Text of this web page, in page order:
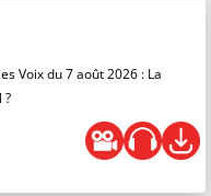
Voix du 7 août 2026 : La
?